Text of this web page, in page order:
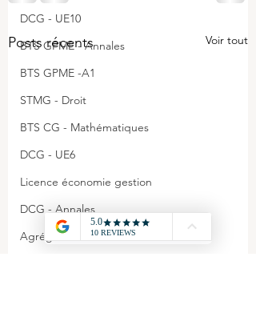
DCG - UE10
BTS GPME - Annales
BTS GPME -A1
STMG - Droit
BTS CG - Mathématiques
DCG - UE6
Licence économie gestion
DCG - Annales
Agrégation - Annales
Posts récents Voir tout